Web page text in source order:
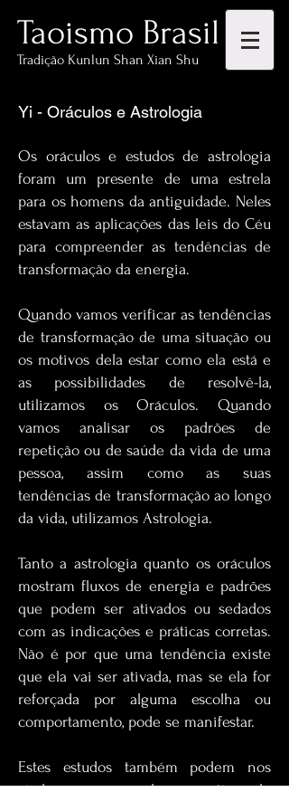
Taoismo Brasil
Tradição Kunlun Shan Xian Shu
Yi - Oráculos e Astrologia
Os oráculos e estudos de astrologia
foram um presente de uma estrela
para os homens da antiguidade. Neles
estavam as aplicações das leis do Céu
para compreender as tendências de
transformação da energia.
Quando vamos verificar as tendências
de transformação de uma situação ou
os motivos dela estar como ela está e
as possibilidades de resolvê-la,
utilizamos os Oráculos. Quando
vamos analisar os padrões de
repetição ou de saúde da vida de uma
pessoa, assim como as suas
tendências de transformação ao longo
da vida, utilizamos Astrologia.
Tanto a astrologia quanto os oráculos
mostram fluxos de energia e padrões
que podem ser ativados ou sedados
com as indicações e práticas corretas.
Não é por que uma tendência existe
que ela vai ser ativada, mas se ela for
reforçada por alguma escolha ou
comportamento, pode se manifestar.
Estes estudos também podem nos
ajudar a compreender os motivos do